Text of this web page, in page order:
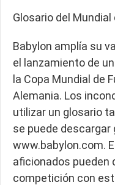
Glosario del
Babylon amplía su
el lanzamiento de
la Copa Mundial de
Alemania. Los
utilizar un glosario
se puede
www.babylon.com.
aficionados pueden
competición con